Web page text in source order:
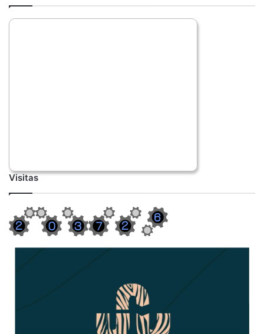
Visitas